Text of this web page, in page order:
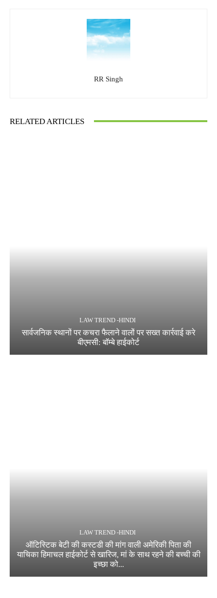
RR Singh
RELATED ARTICLES
LAW TREND -HINDI
सार्वजनिक स्थानों पर कचरा फैलाने वालों पर सख्त कार्रवाई करे
बीएमसी: बॉम्बे हाईकोर्ट
LAW TREND -HINDI
ऑटिस्टिक बेटी की कस्टडी की मांग वाली अमेरिकी पिता की
याचिका हिमाचल हाईकोर्ट से खारिज, मां के साथ रहने की बच्ची की
इच्छा को...